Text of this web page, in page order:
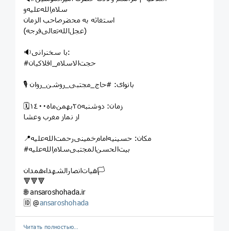
سلام‌الله‌علیه‌و
استغاثه به محضرصاحب الزمان
(عجل‌الله‌تعالی‌فرجه)
🔉با سخنرانی:
#حجت‌الاسلام_افلاکیان
🎙 بانوای: #حاج‌_مجتبی‌_روشن‌_روان
🗓زمان: دوشنبه٢٥بهمن‌ماه١٤٠٠
از نماز مغرب وعشا
📍مکان: حسینیه‌امام‌خمینی‌رحمت‌الله‌علیه
#بیت‌الحسن‌المجتبی‌سلام‌الله‌علیه
هیات‌انصارالشهداءهمدان🏳
🔻🔻🔻
🌐 ansaroshohada.ir
🆔 @ansaroshohada
Читать полностью…